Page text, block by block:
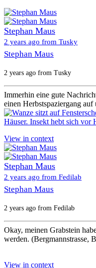
Stephan Maus
2 years ago from Tusky
Stephan Maus
2 years ago from Tusky
Immerhin eine gute
einen Herbstspaziergang auf
View in context
Stephan Maus
2 years ago from Fedilab
Stephan Maus
2 years ago from Fedilab
Okay, meinen Grabstein
werden. (Bergmannstrasse,
View in context